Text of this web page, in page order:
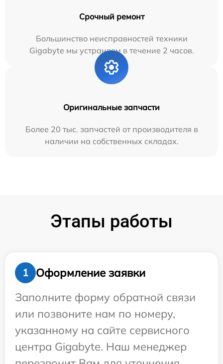
Срочный ремонт
Большинство неисправностей техники
Gigabyte мы устраняем в течение 2 часов.
Оригинальные запчасти
Более 20 тыс. запчастей от производителя в
наличии на собственных складах.
Этапы работы
1
Оформление заявки
Заполните форму обратной связи
или позвоните нам по номеру,
указанному на сайте сервисного
центра Gigabyte. Наш менеджер